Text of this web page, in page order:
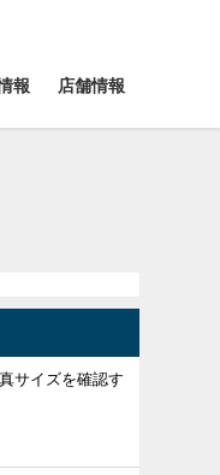
報 店舗情報
サイズを確認す